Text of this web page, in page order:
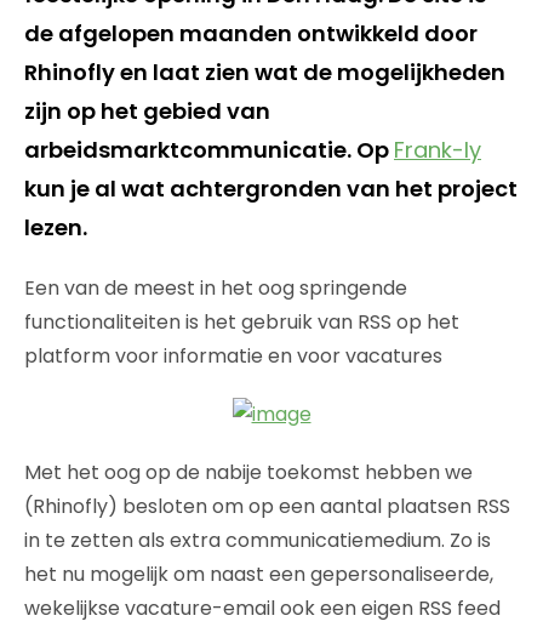
de afgelopen maanden ontwikkeld door
Rhinofly en laat zien wat de mogelijkheden
zijn op het gebied van
arbeidsmarktcommunicatie. Op Frank-ly
kun je al wat achtergronden van het project
lezen.
Een van de meest in het oog springende
functionaliteiten is het gebruik van RSS op het
platform voor informatie en voor vacatures
Met het oog op de nabije toekomst hebben we
(Rhinofly) besloten om op een aantal plaatsen RSS
in te zetten als extra communicatiemedium. Zo is
het nu mogelijk om naast een gepersonaliseerde,
wekelijkse vacature-email ook een eigen RSS feed